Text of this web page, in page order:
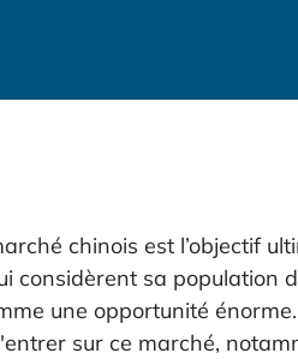
chinois est l’objectif
considèrent sa population
une opportunité
sur ce marché,